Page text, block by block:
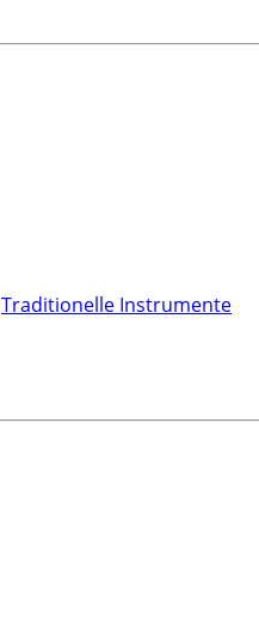
Traditionelle Instrumente